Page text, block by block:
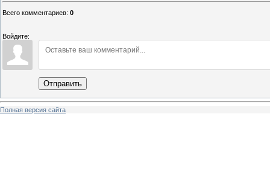
Всего комментариев: 0
Войдите:
Отправить
Полная версия сайта